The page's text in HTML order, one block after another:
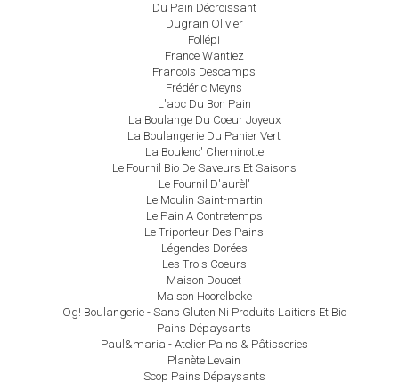
Du Pain Décroissant
Dugrain Olivier
Follépi
France Wantiez
Francois Descamps
Frédéric Meyns
L'abc Du Bon Pain
La Boulange Du Coeur Joyeux
La Boulangerie Du Panier Vert
La Boulenc' Cheminotte
Le Fournil Bio De Saveurs Et Saisons
Le Fournil D'aurèl'
Le Moulin Saint-martin
Le Pain A Contretemps
Le Triporteur Des Pains
Légendes Dorées
Les Trois Coeurs
Maison Doucet
Maison Hoorelbeke
Og! Boulangerie - Sans Gluten Ni Produits Laitiers Et Bio
Pains Dépaysants
Paul&maria - Atelier Pains & Pâtisseries
Planète Levain
Scop Pains Dépaysants